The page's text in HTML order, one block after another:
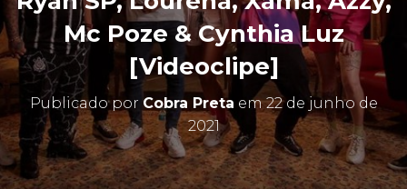
A
E
A
Ç
O
Mc Poze & Cynthia Luz
[Videoclipe]
Publicado por Cobra Preta em22 de junho de
2021